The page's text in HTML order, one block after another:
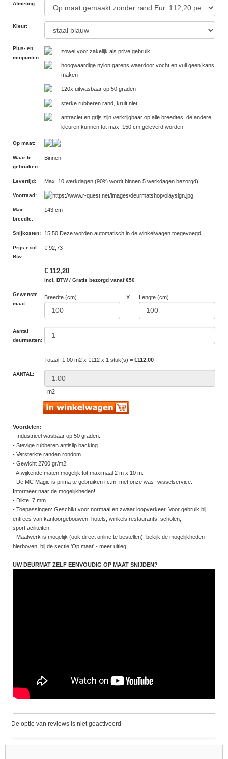
Afmeting:
Kleur:
Plus- en
minpunten:
zowel voor zakelijk als prive gebruik
hoogwaardige nylon garens waardoor vocht en vuil geen kans
maken
120x uitwasbaar op 50 graden
sterke rubberen rand, krult niet
antraciet en grijs zijn verkrijgbaar op alle breedtes, de andere
kleuren kunnen tot max. 150 cm geleverd worden.
Op maat:
Waar te
gebruiken:
Binnen
Levertijd : Max. 10 werkdagen (90% wordt binnen 5 werkdagen bezorgd)
Voorraad :
Max.
breedte:
143 cm
Snijkosten: 15,50 Deze worden automatisch in de winkelwagen toegevoegd
Prijs excl.
Btw:
€ 92,73
€ 112,20
incl. BTW / Gratis bezorgd vanaf €50
Gewenste
maat:
Breedte (cm) X Lengte (cm)
Aantal
deurmatten:
Totaal: 1.00 m2 x €112 x 1 stuk(s) = €112.00
AANTAL:
m2
Voordelen:
- Industrieel wasbaar op 50 graden.
- Stevige rubberen antislip backing.
- Versterkte randen rondom.
- Gewicht 2700 gr/m2.
- Afwijkende maten mogelijk tot maximaal 2 m x 10 m.
- De MC Magic is prima te gebruiken i.c.m. met onze was- wisselservice.
Informeer naar de mogelijkheden!
- Dikte: 7 mm
- Toepassingen: Geschikt voor normaal en zwaar loopverkeer. Voor gebruik bij
entrees van kantoorgebouwen, hotels, winkels,restaurants, scholen,
sportfaciliteiten.
- Maatwerk is mogelijk (ook direct online te bestellen): bekijk de mogelijkheden
hierboven, bij de sectie 'Op maat' - meer uitleg
UW DEURMAT ZELF EENVOUDIG OP MAAT SNIJDEN?
De optie van reviews is niet geactiveerd